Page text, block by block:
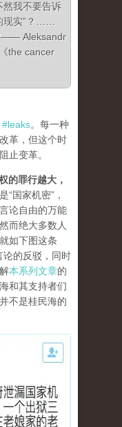
然我不要告诉
现实”？……
Aleksandr
the cancer
#leaks。每一种
革，但这个时
止变革。
的罪行越大，
“国家机密”，
论自由的万能
而绝大多数人
如下图这条
论的反驳，同时
本系列文章的
和其支持者们
不是桂民海的